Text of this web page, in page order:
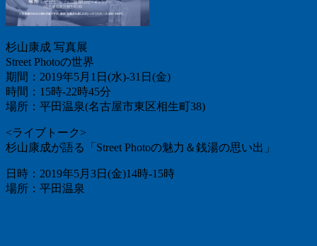
杉山康成 写真展
Street Photoの世界
期間：2019年5月1日(水)-31日(金)
時間：15時-22時45分
場所：平田温泉(名古屋市東区相生町38)
<ライブトーク>
杉山康成が語る「Street Photoの魅力＆銭湯の思い出」
日時：2019年5月3日(金)14時-15時
場所：平田温泉